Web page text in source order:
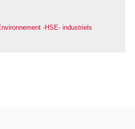
-HSE- industriels